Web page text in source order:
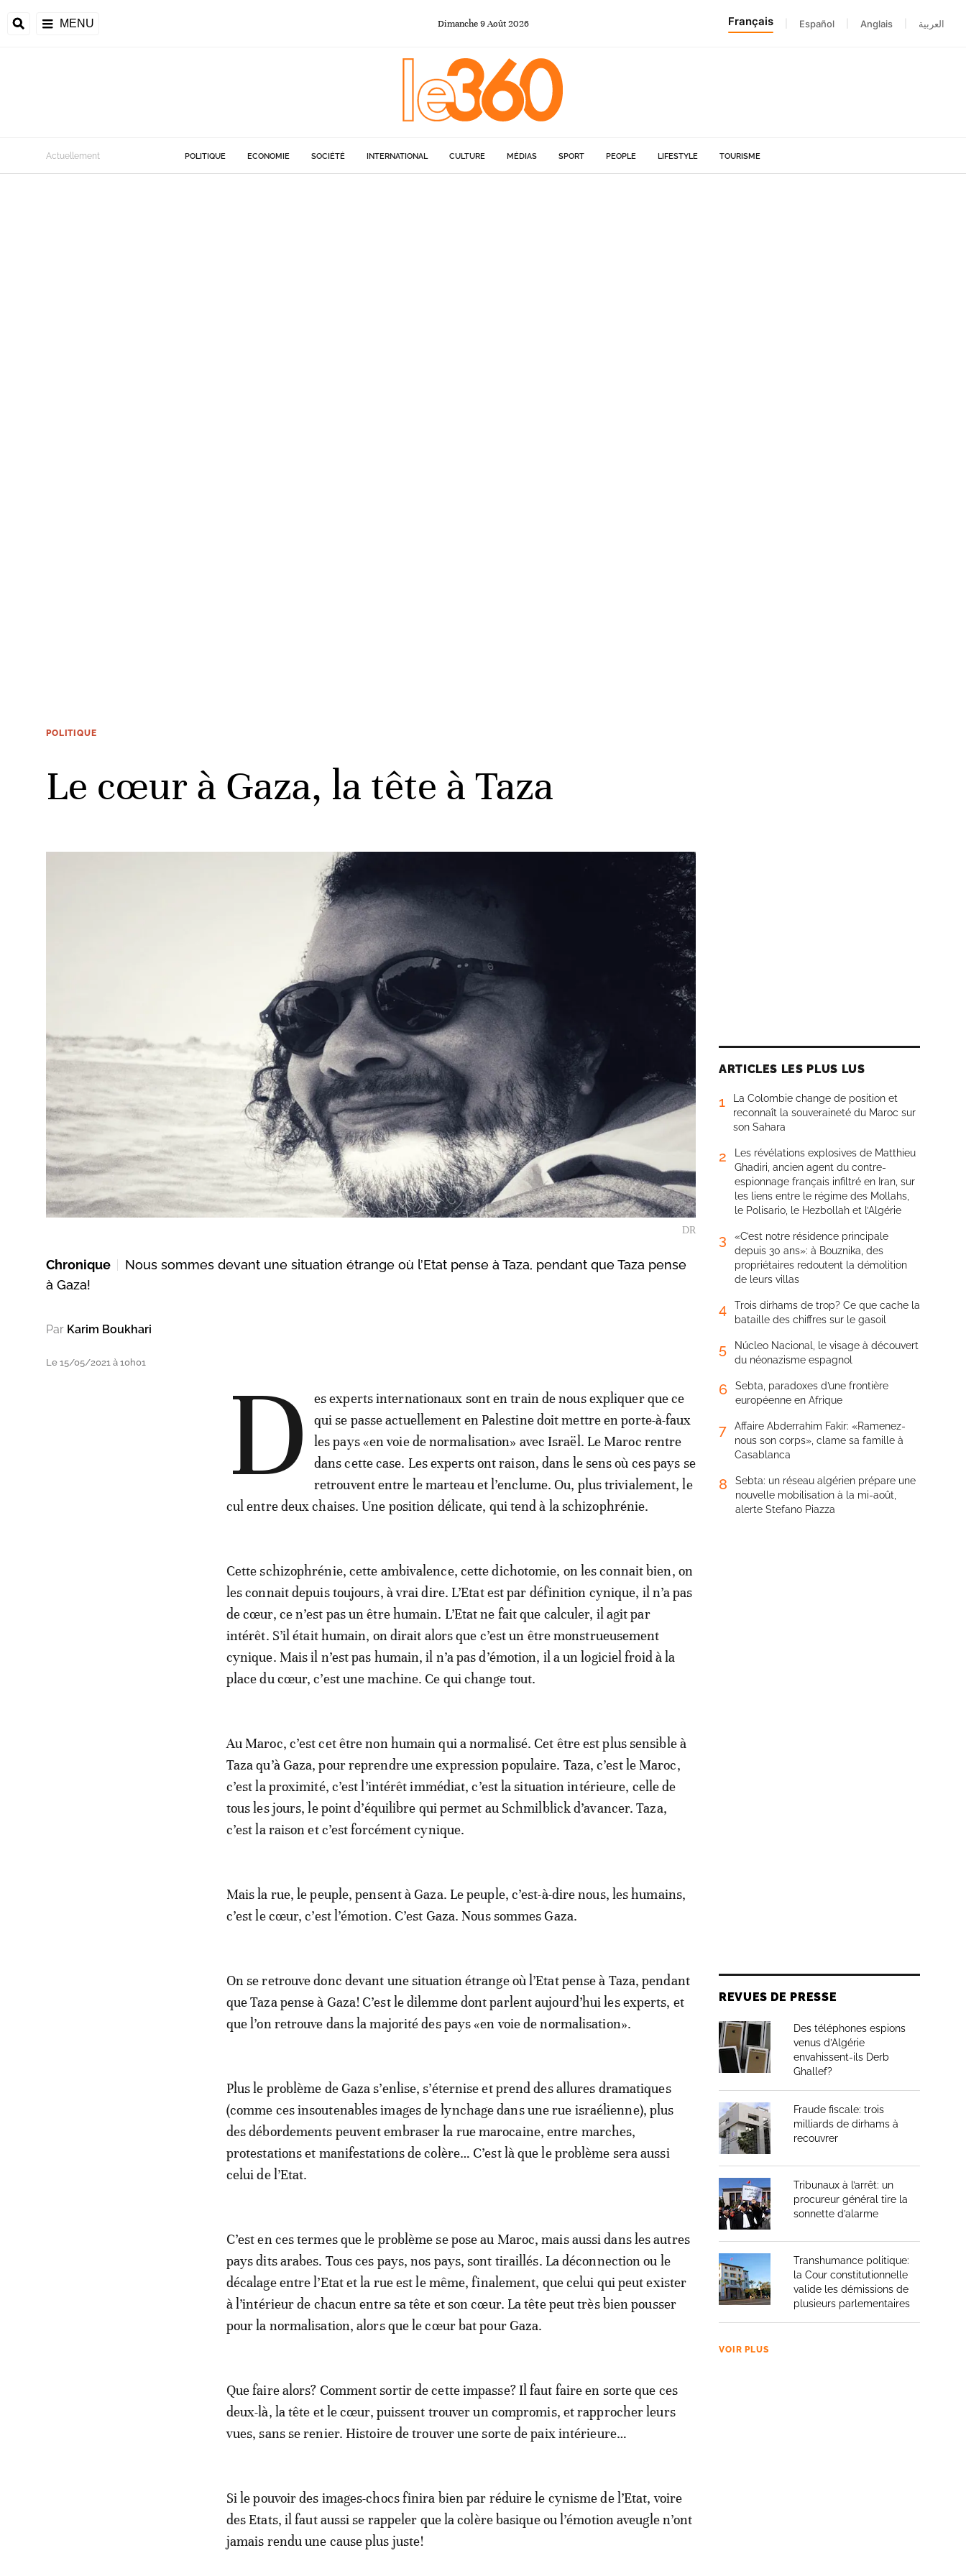
MENU Dimanche 9Août 2026 Français Español Anglais العربية
Actuellement POLITIQUE ECONOMIE SOCIÉTÉ INTERNATIONAL CULTURE MÉDIAS SPORT PEOPLE LIFESTYLE TOURISME
POLITIQUE
Le cœur à Gaza, la tête à Taza
DR
Chronique
Nous sommes devant une situation étrange où l’Etat pense à Taza, pendant que Taza pense
à Gaza!
Par Karim Boukhari
Le 15/05/2021 à 10h01 D
es experts internationaux sont en train de nous expliquer que ce
qui se passe actuellement en Palestine doit mettre en porte-à-faux
les pays «en voie de normalisation» avec Israël. Le Maroc rentre
dans cette case. Les experts ont raison, dans le sens où ces pays se
retrouvent entre le marteau et l’enclume. Ou, plus trivialement, le
cul entre deux chaises. Une position délicate, qui tend à la schizophrénie.
Cette schizophrénie, cette ambivalence, cette dichotomie, on les connait bien, on
les connait depuis toujours, à vrai dire. L’Etat est par définition cynique, il n’a pas
de cœur, ce n’est pas un être humain. L’Etat ne fait que calculer, il agit par
intérêt. S’il était humain, on dirait alors que c’est un être monstrueusement
cynique. Mais il n’est pas humain, il n’a pas d’émotion, il a un logiciel froid à la
place du cœur, c’est une machine. Ce qui change tout.
Au Maroc, c’est cet être non humain qui a normalisé. Cet être est plus sensible à
Taza qu’à Gaza, pour reprendre une expression populaire. Taza, c’est le Maroc,
c’est la proximité, c’est l’intérêt immédiat, c’est la situation intérieure, celle de
tous les jours, le point d’équilibre qui permet au Schmilblick d’avancer. Taza,
c’est la raison et c’est forcément cynique.
Mais la rue, le peuple, pensent à Gaza. Le peuple, c’est-à-dire nous, les humains,
c’est le cœur, c’est l’émotion. C’est Gaza. Nous sommes Gaza.
On se retrouve donc devant une situation étrange où l’Etat pense à Taza, pendant
que Taza pense à Gaza! C’est le dilemme dont parlent aujourd’hui les experts, et
que l’on retrouve dans la majorité des pays «en voie de normalisation».
Plus le problème de Gaza s’enlise, s’éternise et prend des allures dramatiques
(comme ces insoutenables images de lynchage dans une rue israélienne), plus
des débordements peuvent embraser la rue marocaine, entre marches,
protestations et manifestations de colère… C’est là que le problème sera aussi
celui de l’Etat.
C’est en ces termes que le problème se pose au Maroc, mais aussi dans les autres
pays dits arabes. Tous ces pays, nos pays, sont tiraillés. La déconnection ou le
décalage entre l’Etat et la rue est le même, finalement, que celui qui peut exister
à l’intérieur de chacun entre sa tête et son cœur. La tête peut très bien pousser
pour la normalisation, alors que le cœur bat pour Gaza.
Que faire alors? Comment sortir de cette impasse? Il faut faire en sorte que ces
deux-là, la tête et le cœur, puissent trouver un compromis, et rapprocher leurs
vues, sans se renier. Histoire de trouver une sorte de paix intérieure…
Si le pouvoir des images-chocs finira bien par réduire le cynisme de l’Etat, voire
des Etats, il faut aussi se rappeler que la colère basique ou l’émotion aveugle n’ont
jamais rendu une cause plus juste!
ARTICLES LES PLUS LUS
1
La Colombie change de position et
reconnaît la souveraineté du Maroc sur
son Sahara
2
Les révélations explosives de Matthieu
Ghadiri, ancien agent du contre-
espionnage français infiltré en Iran, sur
les liens entre le régime des Mollahs,
le Polisario, le Hezbollah et l’Algérie
3
«C’est notre résidence principale
depuis 30 ans»: à Bouznika, des
propriétaires redoutent la démolition
de leurs villas
4
Trois dirhams de trop? Ce que cache la
bataille des chiffres sur le gasoil
5
Núcleo Nacional, le visage à découvert
du néonazisme espagnol
6
Sebta, paradoxes d’une frontière
européenne en Afrique
7
Affaire Abderrahim Fakir: «Ramenez-
nous son corps», clame sa famille à
Casablanca
8
Sebta: un réseau algérien prépare une
nouvelle mobilisation à la mi-août,
alerte Stefano Piazza
REVUES DE PRESSE
Des téléphones espions
venus d’Algérie
envahissent-ils Derb
Ghallef?
Fraude fiscale: trois
milliards de dirhams à
recouvrer
Tribunaux à l’arrêt: un
procureur général tire la
sonnette d’alarme
Transhumance politique:
la Cour constitutionnelle
valide les démissions de
plusieurs parlementaires
VOIR PLUS